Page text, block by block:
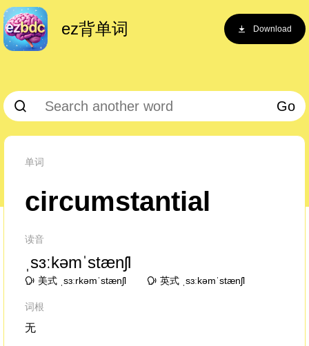
ez背单词 Download
Go
单词
circumstantial
读音
ˌsɜːkəmˈstænʃl
美式 ˌsɜːrkəmˈstænʃl 英式 ˌsɜːkəmˈstænʃl
词根
无